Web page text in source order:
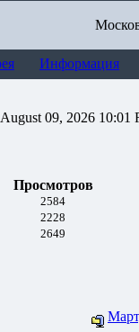
Информация
August 09, 2026 10:01
Просмотров
2584
2228
2649